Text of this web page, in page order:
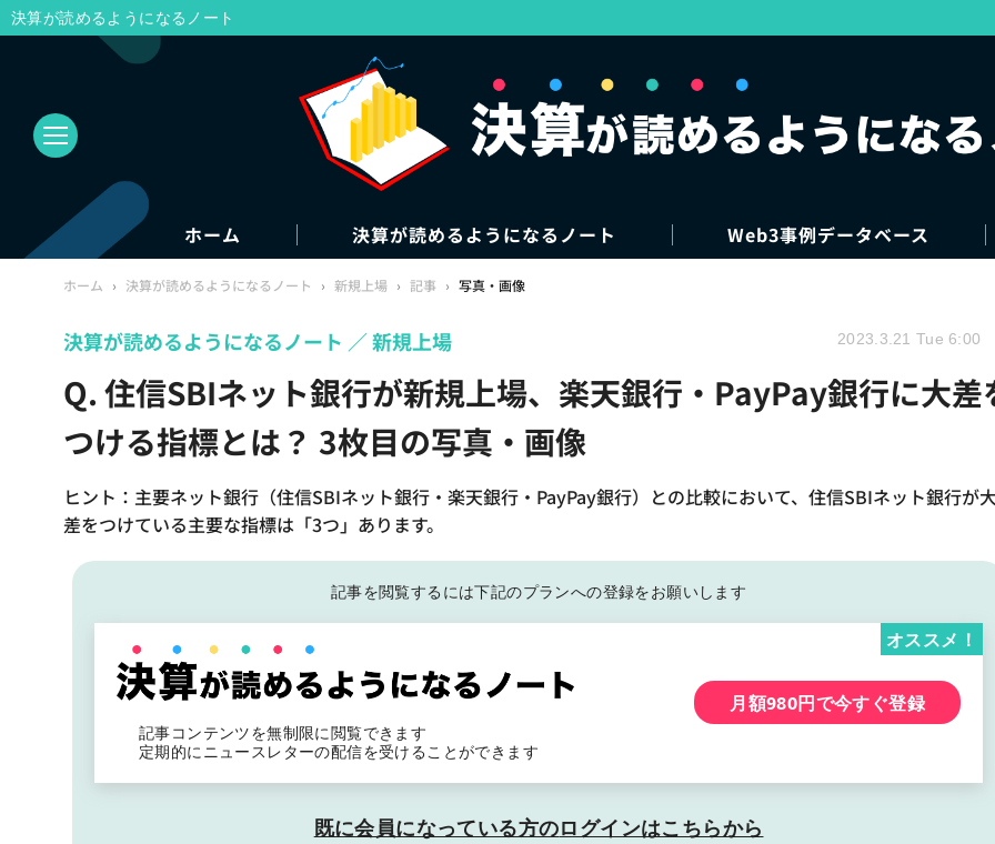
ホーム 決算が読めるようになるノート Web3事例データベース
ホーム › 決算が読めるようになるノート › 新規上場 › 記事 › 写真・画像
Q. 住信SBIネット銀行が新規上場、楽天銀行・PayPay銀行に大差
つける指標とは？ 3枚目の写真・画像
ヒント：主要ネット銀行（住信SBIネット銀行・楽天銀行・PayPay銀行）との比較において、住信SBIネット銀行が
差をつけている主要な指標は「3つ」あります。
決算が読めるようになるノート 新規上場 2023.3.21 Tue 6:00
記事を閲覧するには下記のプランへの登録をお願いします
記事コンテンツを無制限に閲覧できます
定期的にニュースレターの配信を受けることができます
オススメ！
月額980円で今すぐ登録
既に会員になっている方のログインはこちらから
決算が読めるようになるノート